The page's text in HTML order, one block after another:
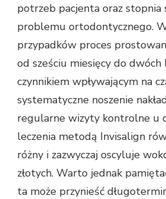
potrzeb pacjenta oraz stopnia
problemu ortodontycznego.
przypadków proces
od sześciu miesięcy do
czynnikiem wpływającym na
systematyczne noszenie
regularne wizyty kontrolne u
leczenia metodą Invisalign
różny i zazwyczaj oscyluje
złotych. Warto jednak
ta może przynieść